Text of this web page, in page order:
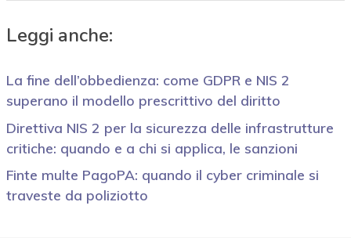
Leggi anche:
La fine dell’obbedienza: come GDPR e NIS 2
superano il modello prescrittivo del diritto
Direttiva NIS 2 per la sicurezza delle infrastrutture
critiche: quando e a chi si applica, le sanzioni
Finte multe PagoPA: quando il cyber criminale si
traveste da poliziotto